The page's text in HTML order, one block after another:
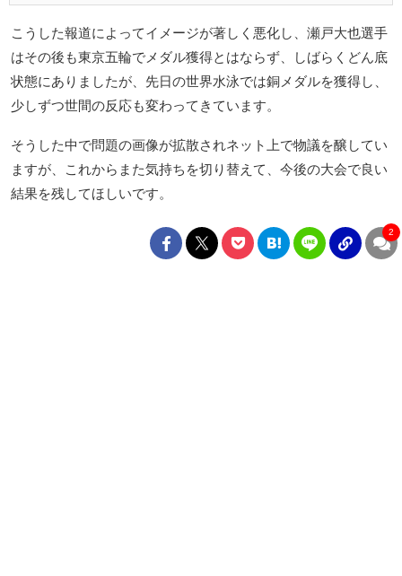
こうした報道によってイメージが著しく悪化し、瀬戸大也選手
はその後も東京五輪でメダル獲得とはならず、しばらくどん底
状態にありましたが、先日の世界水泳では銅メダルを獲得し、
少しずつ世間の反応も変わってきています。
そうした中で問題の画像が拡散されネット上で物議を醸してい
ますが、これからまた気持ちを切り替えて、今後の大会で良い
結果を残してほしいです。
2